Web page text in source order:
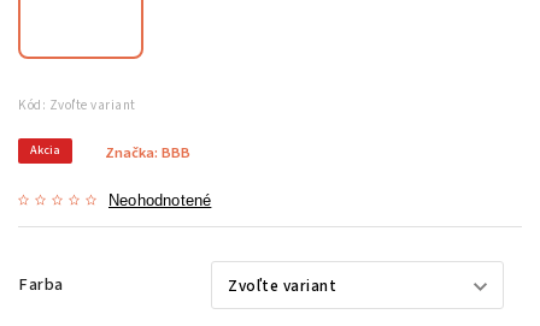
Kód: Zvoľte variant
Akcia
Neohodnotené
Značka: BBB
Farba